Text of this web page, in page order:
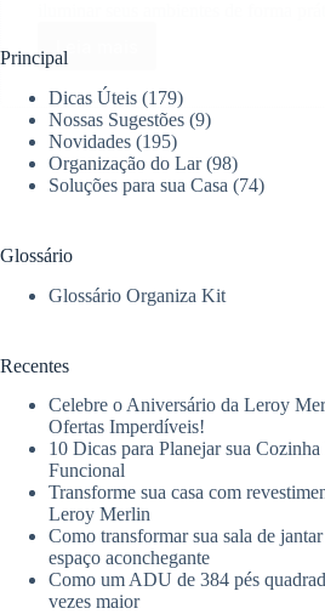
Leia mais
espelho
de
chão
para
transformar
Principal
Dicas Úteis (179)
Nossas Sugestões (9)
Novidades (195)
Organização do Lar(98)
Soluções para sua Casa (74)
Glossário
Glossário Organiza Kit
Recentes
Celebre o Aniversário da Leroy
Ofertas Imperdíveis!
10 Dicas para Planejar sua
Funcional
Transforme sua casa com
Leroy Merlin
Como transformar sua sala de
espaço aconchegante
Como um ADU de 384 pés
vezes maior